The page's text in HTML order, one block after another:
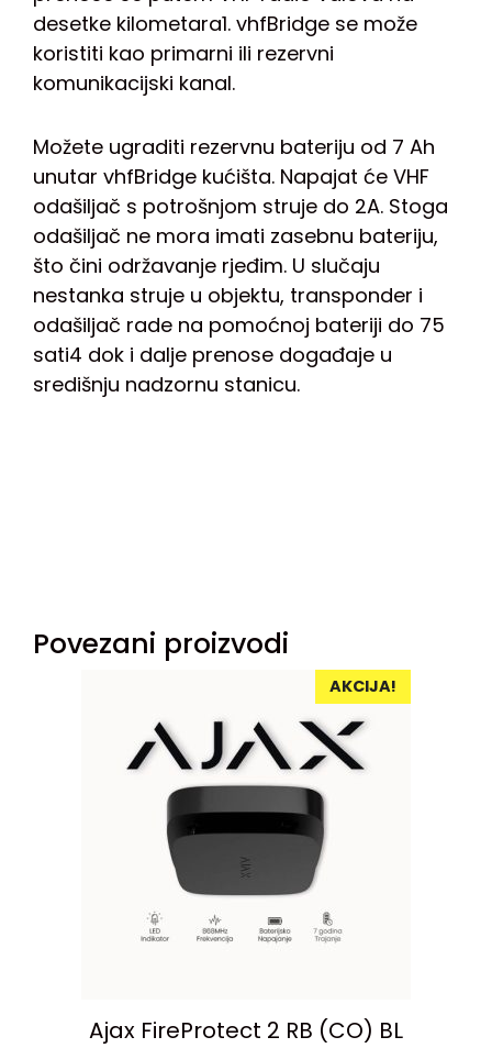
desetke kilometara1. vhfBridge se može
koristiti kao primarni ili rezervni
komunikacijski kanal.
Možete ugraditi rezervnu bateriju od 7 Ah
unutar vhfBridge kućišta. Napajat će VHF
odašiljač s potrošnjom struje do 2A. Stoga
odašiljač ne mora imati zasebnu bateriju,
što čini održavanje rjeđim. U slučaju
nestanka struje u objektu, transponder i
odašiljač rade na pomoćnoj bateriji do 75
sati4 dok i dalje prenose događaje u
središnju nadzornu stanicu.
Povezani proizvodi
AKCIJA!
Ajax FireProtect 2 RB (CO) BL